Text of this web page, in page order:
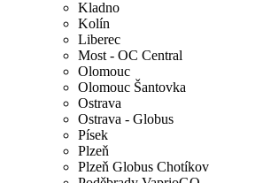
Kladno
Kolín
Liberec
Most - OC Central
Olomouc
Olomouc Šantovka
Ostrava
Ostrava - Globus
Písek
Plzeň
Plzeň Globus Chotíkov